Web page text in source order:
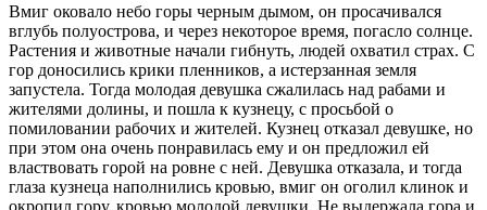
Вмиг оковало небо горы черным дымом, он просачивался
вглубь полуострова, и через некоторое время, погасло солнце.
Растения и животные начали гибнуть, людей охватил страх. С
гор доносились крики пленников, а истерзанная земля
запустела. Тогда молодая девушка сжалилась над рабами и
жителями долины, и пошла к кузнецу, с просьбой о
помиловании рабочих и жителей. Кузнец отказал девушке, но
при этом она очень понравилась ему и он предложил ей
властвовать горой на ровне с ней. Девушка отказала, и тогда
глаза кузнеца наполнились кровью, вмиг он оголил клинок и
окропил гору, кровью молодой девушки. Не выдержала гора и